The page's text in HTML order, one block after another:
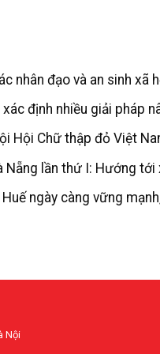
nhân đạo và an sinh xã
định nhiều giải pháp
Hội Chữ thập đỏ Việt
lần thứ I: Hướng
ngày càng vững
Nội